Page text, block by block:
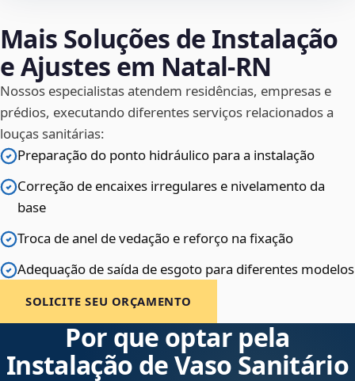
Mais Soluções de Instalação
e Ajustes em Natal‑RN
Nossos especialistas atendem residências, empresas e
prédios, executando diferentes serviços relacionados a
louças sanitárias:
Preparação do ponto hidráulico para a instalação
Correção de encaixes irregulares e nivelamento da
base
Troca de anel de vedação e reforço na fixação
Adequação de saída de esgoto para diferentes modelos
SOLICITE SEU ORÇAMENTO
Por que optar pela
Instalação de Vaso Sanitário